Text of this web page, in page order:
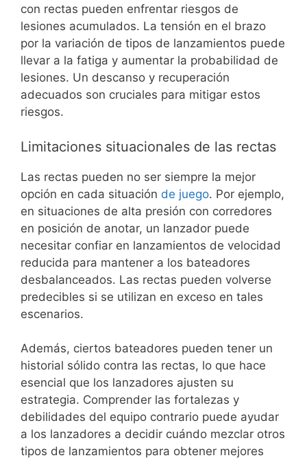
con rectas pueden enfrentar riesgos de
lesiones acumulados. La tensión en el brazo
por la variación de tipos de lanzamientos puede
llevar a la fatiga y aumentar la probabilidad de
lesiones. Un descanso y recuperación
adecuados son cruciales para mitigar estos
riesgos.
Limitaciones situacionales de las rectas
Las rectas pueden no ser siempre la mejor
opción en cada situación de juego. Por ejemplo,
en situaciones de alta presión con corredores
en posición de anotar, un lanzador puede
necesitar confiar en lanzamientos de velocidad
reducida para mantener a los bateadores
desbalanceados. Las rectas pueden volverse
predecibles si se utilizan en exceso en tales
escenarios.
Además, ciertos bateadores pueden tener un
historial sólido contra las rectas, lo que hace
esencial que los lanzadores ajusten su
estrategia. Comprender las fortalezas y
debilidades del equipo contrario puede ayudar
a los lanzadores a decidir cuándo mezclar otros
tipos de lanzamientos para obtener mejores